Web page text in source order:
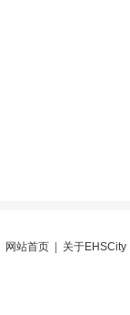
网站首页 关于EHSCity